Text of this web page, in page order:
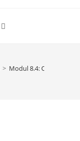
Website-
> Modul 8.4: